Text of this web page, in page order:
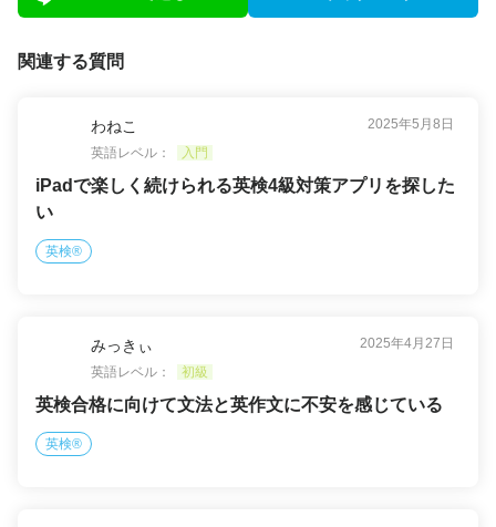
関連する質問
わねこ
2025年5月8日
英語レベル：
入門
iPadで楽しく続けられる英検4級対策アプリを探した
い
英検®
みっきぃ
2025年4月27日
英語レベル：
初級
英検合格に向けて文法と英作文に不安を感じている
英検®